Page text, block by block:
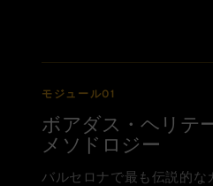
モジュール01
ボアダス・ヘリテ
メソドロジー
バルセロナで最も伝説的な